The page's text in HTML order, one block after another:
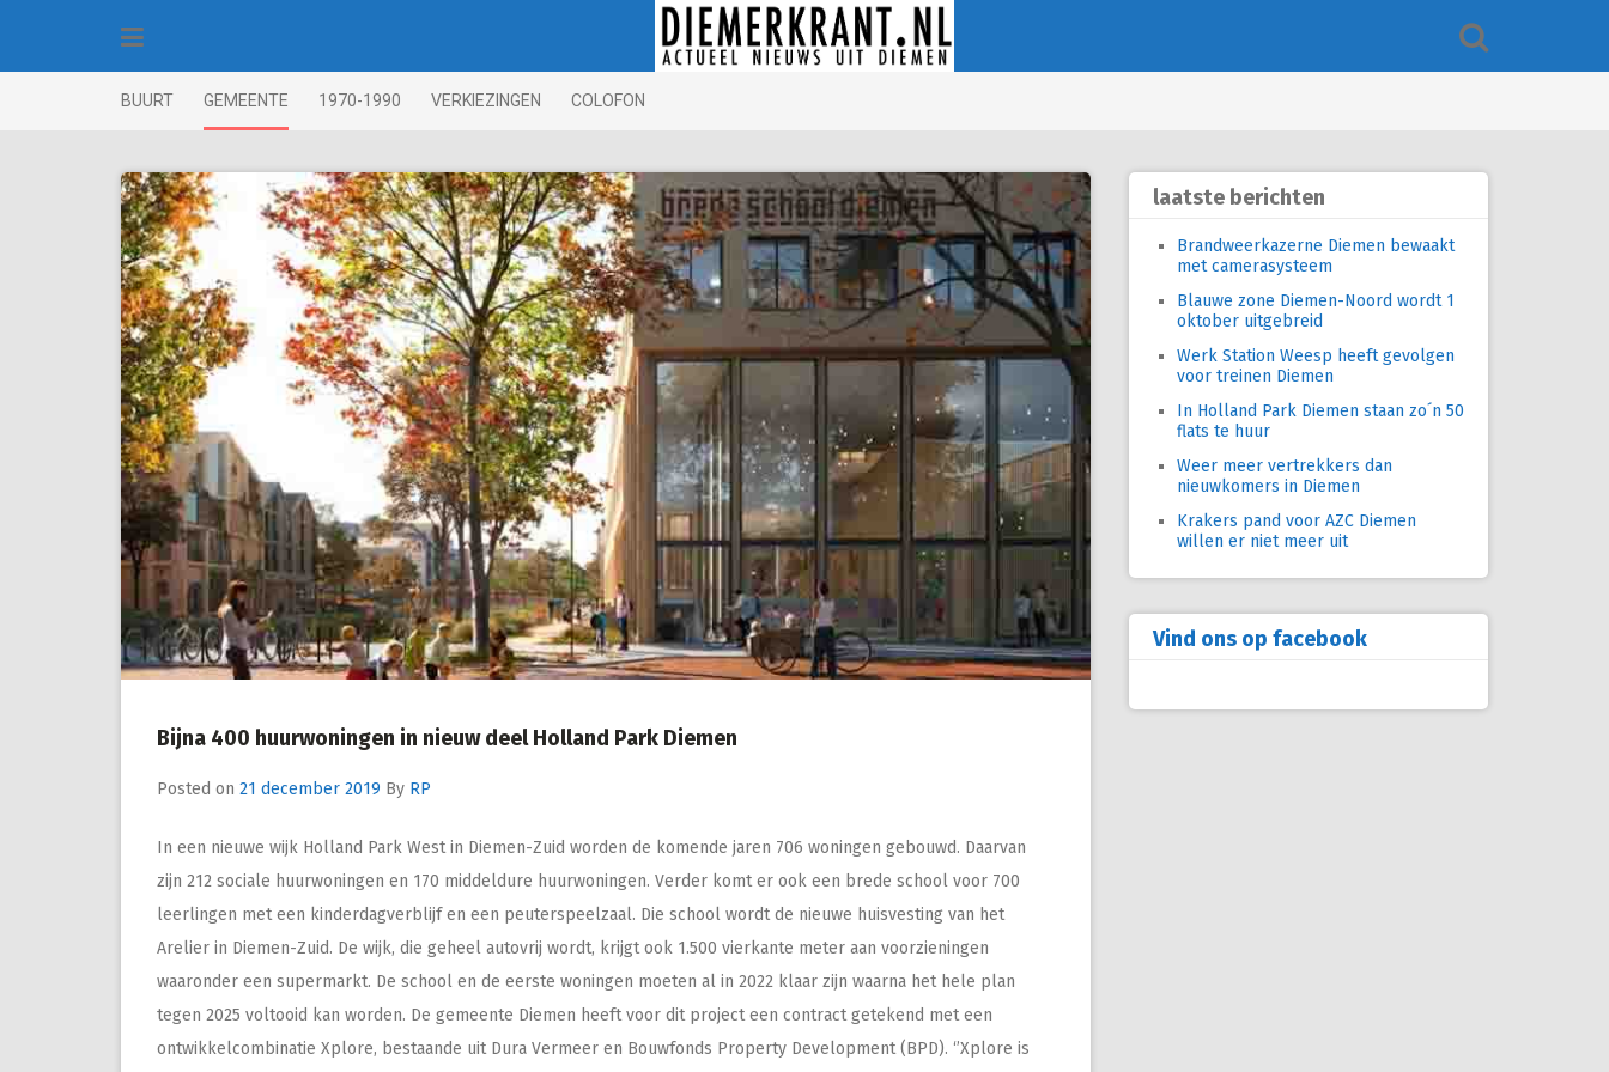
BUURT GEMEENTE 1970-1990 VERKIEZINGEN COLOFON
Bijna 400 huurwoningen in nieuw deel Holland Park Diemen
Posted on 21 december 2019 By RP
In een nieuwe wijk Holland Park West in Diemen-Zuid worden de komende jaren 706 woningen gebouwd. Daarvan
zijn 212 sociale huurwoningen en 170 middeldure huurwoningen. Verder komt er ook een brede school voor 700
leerlingen met een kinderdagverblijf en een peuterspeelzaal. Die school wordt de nieuwe huisvesting van het
Arelier in Diemen-Zuid. De wijk, die geheel autovrij wordt, krijgt ook 1.500 vierkante meter aan voorzieningen
waaronder een supermarkt. De school en de eerste woningen moeten al in 2022 klaar zijn waarna het hele plan
tegen 2025 voltooid kan worden. De gemeente Diemen heeft voor dit project een contract getekend met een
ontwikkelcombinatie Xplore, bestaande uit Dura Vermeer en Bouwfonds Property Development (BPD). ‘’Xplore is
laatste berichten
Brandweerkazerne Diemen bewaakt
met camerasysteem
Blauwe zone Diemen-Noord wordt 1
oktober uitgebreid
Werk Station Weesp heeft gevolgen
voor treinen Diemen
In Holland Park Diemen staan zo´n 50
flats te huur
Weer meer vertrekkers dan
nieuwkomers in Diemen
Krakers pand voor AZC Diemen
willen er niet meer uit
Vind ons op facebook